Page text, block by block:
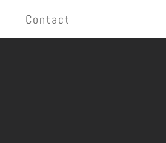
Contact